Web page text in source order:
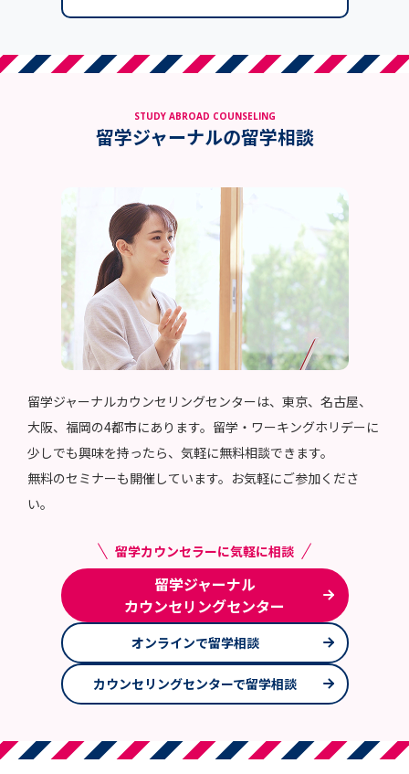
留学ジャーナルの留学相談
STUDY ABROAD COUNSELING
留学ジャーナルカウンセリングセンターは、東京、名古屋、
大阪、福岡の4都市にあります。留学・ワーキングホリデーに
少しでも興味を持ったら、気軽に無料相談できます。
無料のセミナーも開催しています。お気軽にご参加くださ
い。
留学カウンセラーに気軽に相談
留学ジャーナル
カウンセリングセンター
オンラインで留学相談
カウンセリングセンターで留学相談